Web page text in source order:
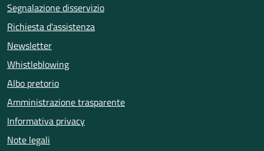
Segnalazione disservizio
Richiesta d'assistenza
Newsletter
Whistleblowing
Albo pretorio
Amministrazione trasparente
Informativa privacy
Note legali